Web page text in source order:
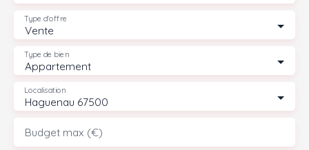
Vente
Type d'offre
Appartement
Type de bien
Haguenau 67500
Localisation
Budget max (€)